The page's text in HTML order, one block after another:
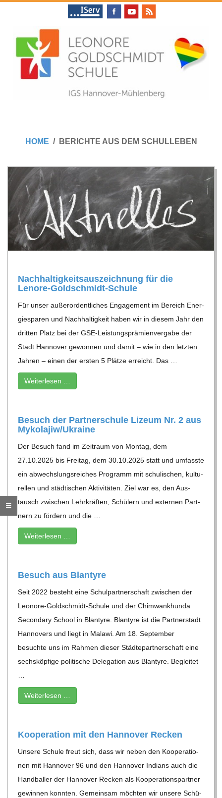
O
N
O
R
E
G
O
L
S
C
H
M
D
T
S
C
H
U
L
E
HOME BERICHTE AUS DEM SCHULLEBEN
Nach­hal­tig­keits­aus­zeich­nung für die
Lenore-Goldschmidt-Schule
Für unser außer­or­dent­li­ches Enga­ge­ment im Bereich Ener­
gie­spa­ren und Nach­hal­tig­keit haben wir in die­sem Jahr den
drit­ten Platz bei der GSE-Leis­tungs­prä­mi­en­ver­gabe der
Stadt Han­no­ver gewon­nen und damit – wie in den letz­ten
Jah­ren – einen der ers­ten 5 Plätze erreicht. Das …
Wei­ter­le­sen …
Besuch der Part­ner­schule Lizeum Nr. 2 aus
Mykolajiw/​​Ukraine
Der Besuch fand im Zeit­raum von Mon­tag, dem
27.10.2025 bis Frei­tag, dem 30.10.2025 statt und umfasste
ein abwechs­lungs­rei­ches Pro­gramm mit schu­li­schen, kul­tu­
rel­len und städ­ti­schen Akti­vi­tä­ten. Ziel war es, den Aus­
tausch zwi­schen Lehr­kräf­ten, Schü­lern und exter­nen Part­
nern zu för­dern und die …
Wei­ter­le­sen …
Besuch aus Blantyre
Seit 2022 besteht eine Schul­part­ner­schaft zwi­schen der
Leo­nore-Gold­schmidt-Schule und der Chim­wank­hunda
Secon­dary School in Blan­tyre. Blan­tyre ist die Part­ner­stadt
Han­no­vers und liegt in Malawi. Am 18. Sep­tem­ber
besuchte uns im Rah­men die­ser Städ­te­part­ner­schaft eine
sechs­köp­fige poli­ti­sche Dele­ga­tion aus Blan­tyre. Beglei­tet
Wei­ter­le­sen …
Koope­ra­tion mit den Han­no­ver Recken
Unsere Schule freut sich, dass wir neben den Koope­ra­tio­
nen mit Han­no­ver 96 und den Han­no­ver Indi­ans auch die
Hand­bal­ler der Han­no­ver Recken als Koope­ra­ti­ons­part­ner
gewin­nen konn­ten. Gemein­sam möch­ten wir unsere Schü­